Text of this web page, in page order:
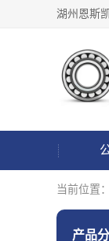
当前位置：
产品